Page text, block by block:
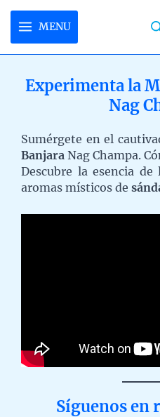
content
MENU
Experimenta la
Nag
Sumérgete en el
Banjara Nag Champa.
Descubre la esencia de
aromas místicos de
Síguenos en